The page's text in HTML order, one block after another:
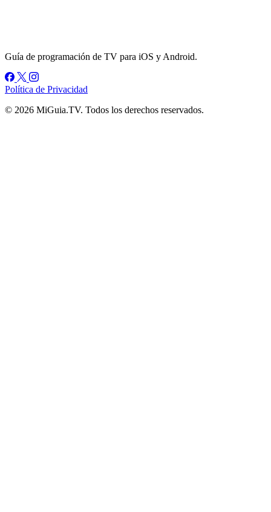
Guía de programación de TV para iOS y Android.
Política de Privacidad
© 2026 MiGuia.TV. Todos los derechos reservados.